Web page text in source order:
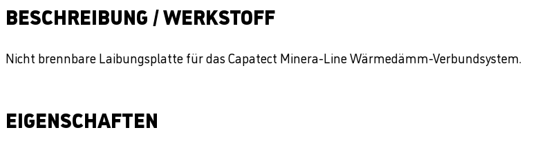
BESCHREIBUNG / WERKSTOFF
Nicht brennbare Laibungsplatte für das Capatect Minera-Line Wärmedämm-Verbundsystem.
EIGENSCHAFTEN